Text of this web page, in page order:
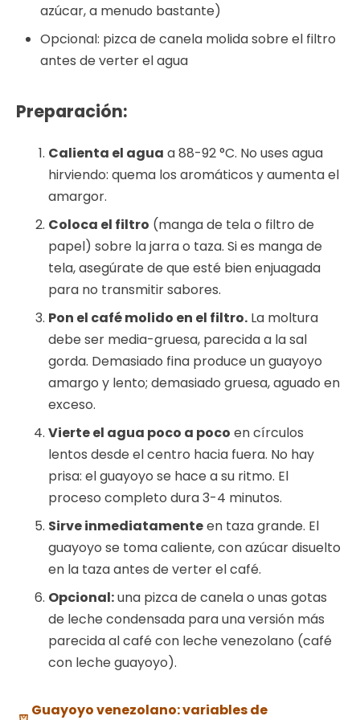
azúcar, a menudo bastante)
Opcional: pizca de canela molida sobre el filtro
antes de verter el agua
Preparación:
Calienta el agua a 88-92 °C. No uses agua
hirviendo: quema los aromáticos y aumenta el
amargor.
Coloca el filtro (manga de tela o filtro de
papel) sobre la jarra o taza. Si es manga de
tela, asegúrate de que esté bien enjuagada
para no transmitir sabores.
Pon el café molido en el filtro. La moltura
debe ser media-gruesa, parecida a la sal
gorda. Demasiado fina produce un guayoyo
amargo y lento; demasiado gruesa, aguado en
exceso.
Vierte el agua poco a poco en círculos
lentos desde el centro hacia fuera. No hay
prisa: el guayoyo se hace a su ritmo. El
proceso completo dura 3-4 minutos.
Sirve inmediatamenteen taza grande. El
guayoyo se toma caliente, con azúcar disuelto
en la taza antes de verter el café.
Opcional:una pizca de canela o unas gotas
de leche condensada para una versión más
parecida al café con leche venezolano (café
con leche guayoyo).
Guayoyo venezolano: variables de